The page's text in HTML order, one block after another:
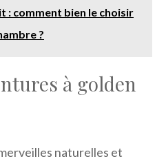
: comment bien le choisir
?
à golden
naturelles et